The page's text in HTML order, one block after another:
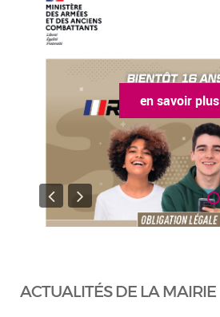
en savoir plus
ACTUALITÉS DE LA MAIRIE